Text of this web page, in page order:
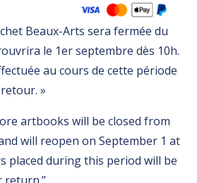
Beaux-Arts sera fermée du
le 1er septembre dès 10h.
au cours de cette période
»
artbooks will be closed from
will reopen on September 1 at
placed during this period will be
return.”